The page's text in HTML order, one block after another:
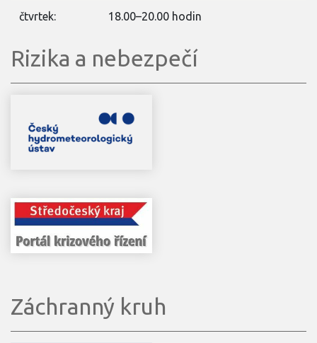
čtvrtek: 18.00–20.00 hodin
Rizika a nebezpečí
Záchranný kruh